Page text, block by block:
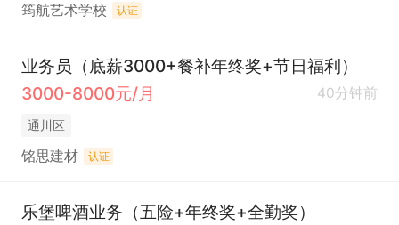
筠航艺术学校 认证
业务员（底薪3000+餐补年终奖+节日福利）
3000-8000元/月
40分钟前
通川区
铭思建材 认证
乐堡啤酒业务（五险+年终奖+全勤奖）